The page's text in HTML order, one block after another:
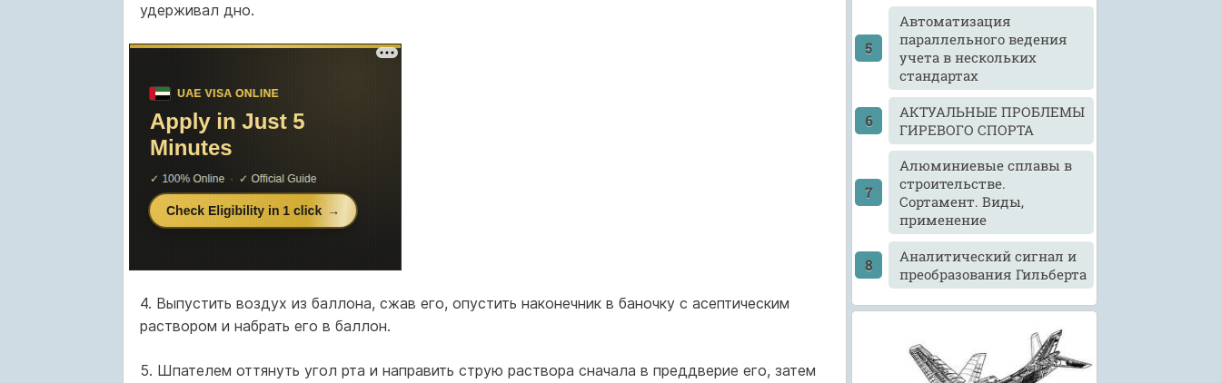
удерживал дно.
4. Выпустить воздух из баллона, сжав его, опустить наконечник в баночку с асептическим
раствором и набрать его в баллон.
5. Шпателем оттянуть угол рта и направить струю раствора сначала в преддверие его, затем
Автоматизация
параллельного ведения
учета в нескольких
стандартах
АКТУАЛЬНЫЕ ПРОБЛЕМЫ
ГИРЕВОГО СПОРТА
Алюминиевые сплавы в
строительстве.
Сортамент. Виды,
применение
Аналитический сигнал и
преобразования Гильберта